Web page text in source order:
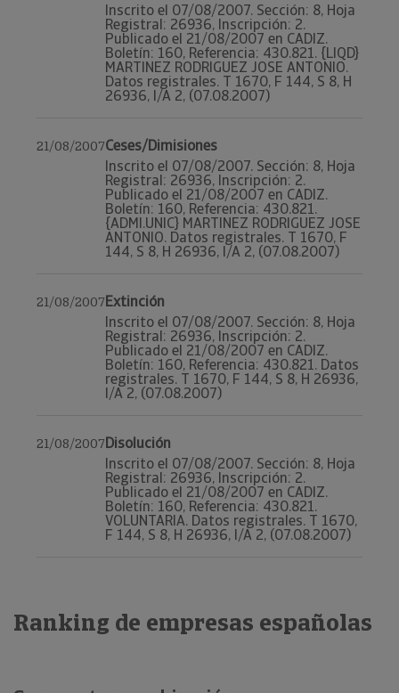
Inscrito el 07/08/2007. Sección: 8, Hoja
Registral: 26936, Inscripción: 2.
Publicado el 21/08/2007 en CADIZ.
Boletín: 160, Referencia: 430.821. {LIQD}
MARTINEZ RODRIGUEZ JOSE ANTONIO.
Datos registrales. T 1670, F 144, S 8, H
26936, I/A 2, (07.08.2007)
21/08/2007Ceses/Dimisiones
Inscrito el 07/08/2007. Sección: 8, Hoja
Registral: 26936, Inscripción: 2.
Publicado el 21/08/2007 en CADIZ.
Boletín: 160, Referencia: 430.821.
{ADMI.UNIC} MARTINEZ RODRIGUEZ JOSE
ANTONIO. Datos registrales. T 1670, F
144, S 8, H 26936, I/A 2, (07.08.2007)
21/08/2007Extinción
Inscrito el 07/08/2007. Sección: 8, Hoja
Registral: 26936, Inscripción: 2.
Publicado el 21/08/2007 en CADIZ.
Boletín: 160, Referencia: 430.821. Datos
registrales. T 1670, F 144, S 8, H 26936,
I/A 2, (07.08.2007)
21/08/2007Disolución
Inscrito el 07/08/2007. Sección: 8, Hoja
Registral: 26936, Inscripción: 2.
Publicado el 21/08/2007 en CADIZ.
Boletín: 160, Referencia: 430.821.
VOLUNTARIA. Datos registrales. T 1670,
F 144, S 8, H 26936, I/A 2, (07.08.2007)
Ranking de empresas españolas